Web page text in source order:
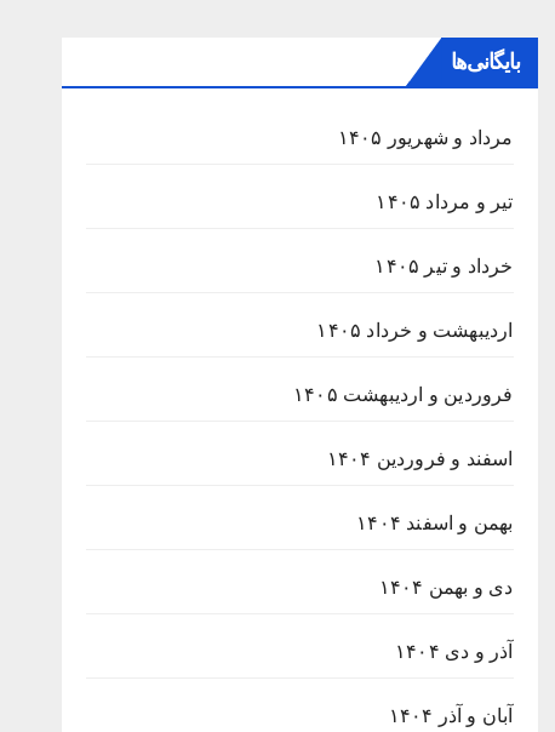
بایگانی‌ها
مرداد و شهریور ۱۴۰۵
تیر و مرداد ۱۴۰۵
خرداد و تیر ۱۴۰۵
اردیبهشت و خرداد ۱۴۰۵
فروردین و اردیبهشت ۱۴۰۵
اسفند و فروردین ۱۴۰۴
بهمن و اسفند ۱۴۰۴
دی و بهمن ۱۴۰۴
آذر و دی ۱۴۰۴
آبان و آذر ۱۴۰۴